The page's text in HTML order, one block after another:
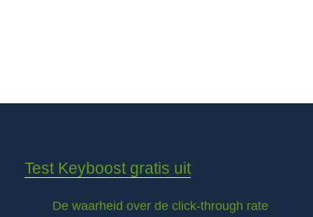
Test Keyboost gratis uit
De waarheid over de click-through rate